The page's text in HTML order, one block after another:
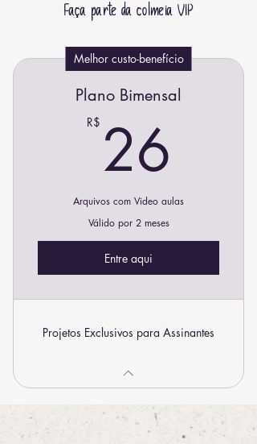
Faça parte da colmeia VIP
Melhor custo-benefício
Plano Bimensal
R$ 26
Arquivos com Video aulas
Válido por 2 meses
Entre aqui
Projetos Exclusivos para Assinantes